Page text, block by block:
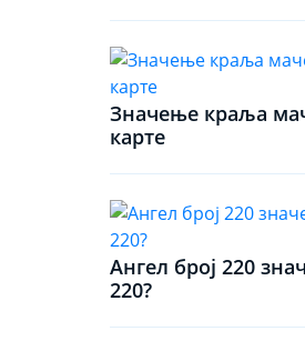
Значење краља
карте
Ангел број 220
220?